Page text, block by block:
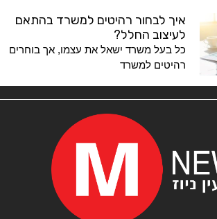
איך לבחור רהיטים למשרד בהתאם
לעיצוב החלל?
כל בעל משרד ישאל את עצמו, אך בוחרים
רהיטים למשרד